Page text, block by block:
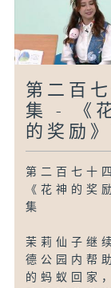
第二百
集 - 《
的奖励
第二百七十
《花神的奖
集
茉莉仙子继
德公园内帮
的蚂蚁回家